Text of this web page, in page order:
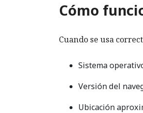
Cómo
Cuando se usa
Sistema
Versión del
Ubicación